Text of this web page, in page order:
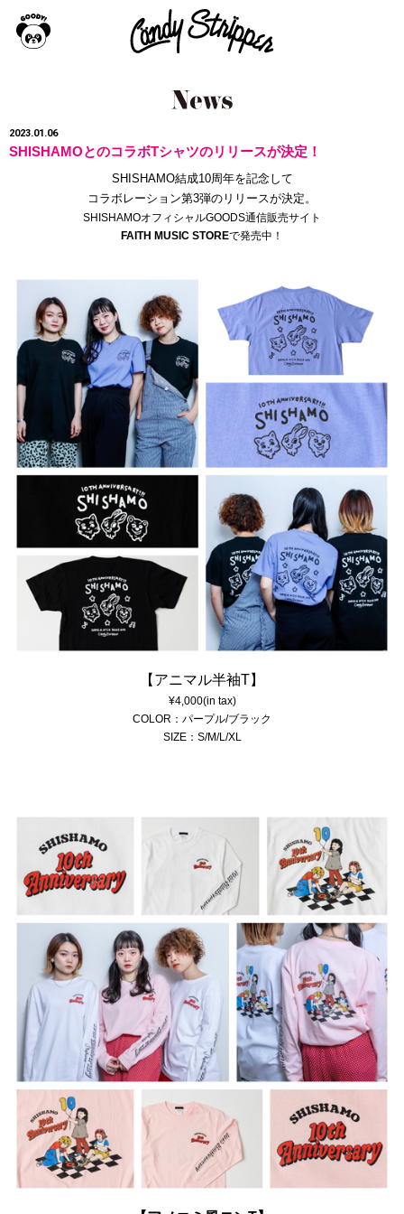
2023.01.06
SHISHAMOとのコラボTシャツのリリースが決定！
SHISHAMO結成10周年を記念して
コラボレーション第3弾のリリースが決定。
SHISHAMOオフィシャルGOODS通信販売サイト
FAITH MUSIC STOREで発売中！
【アニマル半袖T】
¥4,000(in tax)
COLOR：パープル/ブラック
SIZE：S/M/L/XL